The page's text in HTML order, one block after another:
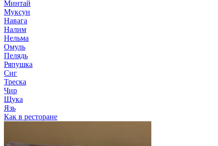
Минтай
Муксун
Навага
Налим
Нельма
Омуль
Пелядь
Ряпушка
Сиг
Треска
Чир
Щука
Язь
Как в ресторане